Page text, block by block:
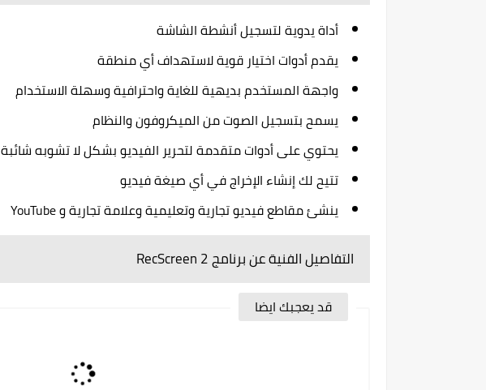
أداة يدوية لتسجيل أنشطة الشاشة
يقدم أدوات اختيار قوية لاستهداف أي منطقة
واجهة المستخدم بديهية للغاية واحترافية وسهلة الاستخدام
يسمح بتسجيل الصوت من الميكروفون والنظام
يحتوي على أدوات متقدمة لتحرير الفيديو بشكل لا تشوبه شائبة
تتيح لك إنشاء الإخراج في أي صيغة فيديو
ينشئ مقاطع فيديو تجارية وتعليمية وعلامة تجارية و YouTube
التفاصيل الفنية عن برنامج RecScreen 2
قد يعجبك ايضا